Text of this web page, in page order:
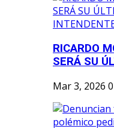
RICARDO
SERÁ SU
Mar 3, 2026 0